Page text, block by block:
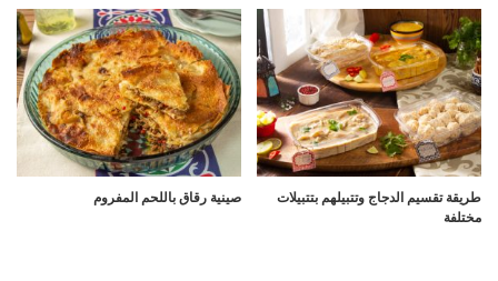
طريقة تقسيم الدجاج وتتبيلهم بتتبيلات
مختلفة
صينية رقاق باللحم المفروم